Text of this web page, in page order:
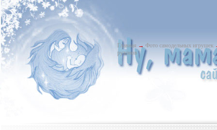
Главная → Фото самодельных игрушек
рулонов